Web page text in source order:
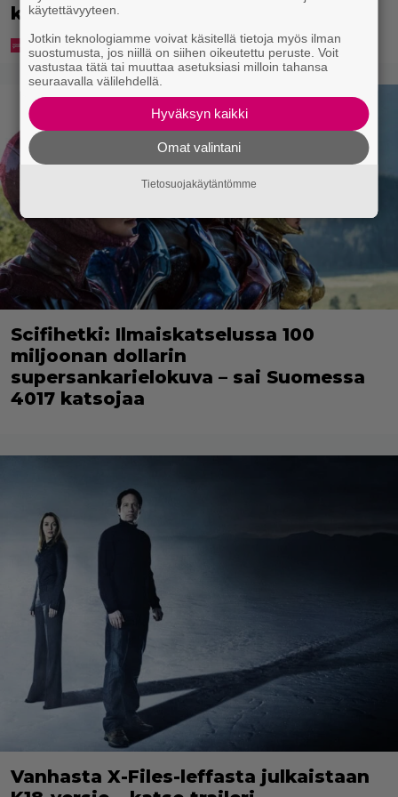
kansansairauteen
Scifihetki: Ilmaiskatselussa 100
miljoonan dollarin
supersankarielokuva – sai Suomessa
4017 katsojaa
Vanhasta X-Files-leffasta julkaistaan
käytettävyyteen.
Jotkin teknologiamme voivat käsitellä tietoja myös ilman
suostumusta, jos niillä on siihen oikeutettu peruste. Voit
vastustaa tätä tai muuttaa asetuksiasi milloin tahansa
seuraavalla välilehdellä.
Hyväksyn kaikki
Omat valintani
Tietosuojakäytäntömme